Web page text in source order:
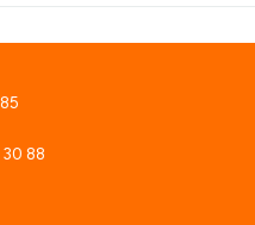
88